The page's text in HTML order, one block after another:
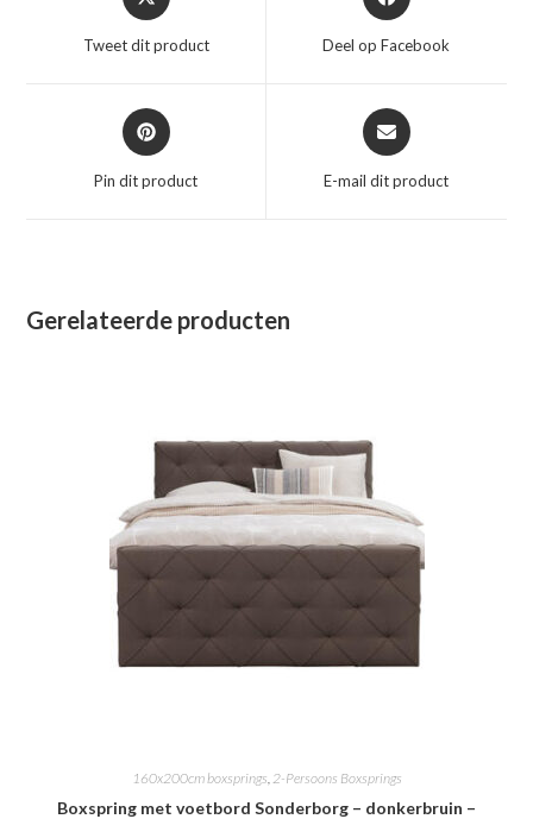
in
nieuw
Tweet dit product
in
nieuw
Deel op Facebook
Opent
in
nieuw
Pin dit product
Opent
in
nieuw
E-mail dit product
Gerelateerde producten
160x200cm boxsprings,2-Persoons Boxsprings
Boxspring met voetbord Sonderborg – donkerbruin –